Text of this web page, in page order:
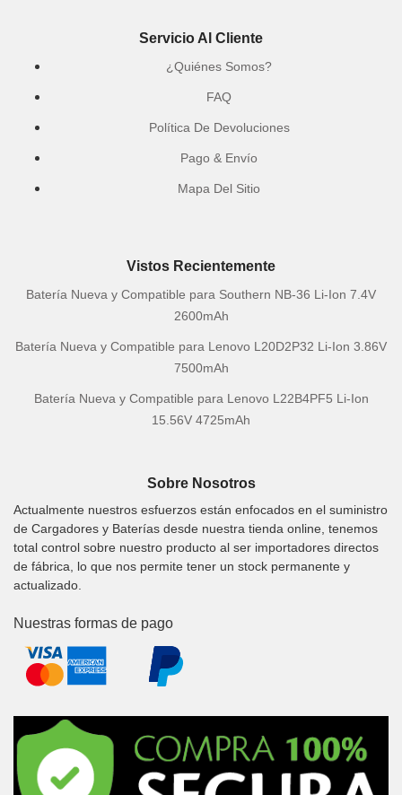
Servicio Al Cliente
¿Quiénes Somos?
FAQ
Política De Devoluciones
Pago & Envío
Mapa Del Sitio
Vistos Recientemente
Batería Nueva y Compatible para Southern NB-36 Li-Ion 7.4V
2600mAh
Batería Nueva y Compatible para Lenovo L20D2P32 Li-Ion 3.86V
7500mAh
Batería Nueva y Compatible para Lenovo L22B4PF5 Li-Ion
15.56V 4725mAh
Sobre Nosotros
Actualmente nuestros esfuerzos están enfocados en el suministro
de Cargadores y Baterías desde nuestra tienda online, tenemos
total control sobre nuestro producto al ser importadores directos
de fábrica, lo que nos permite tener un stock permanente y
actualizado.
Nuestras formas de pago